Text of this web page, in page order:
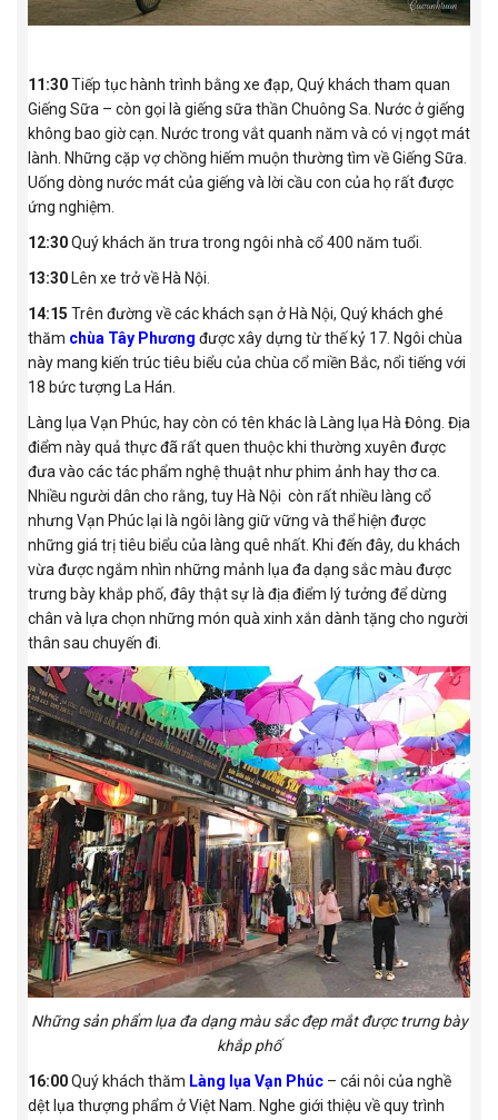
11:30Tiếp tục hành trình bằng xe đạp, Quý khách tham quan
Giếng Sữa – còn gọi là giếng sữa thần Chuông Sa. Nước ở giếng
không bao giờ cạn. Nước trong vắt quanh năm và có vị ngọt mát
lành. Những cặp vợ chồng hiếm muộn thường tìm về Giếng Sữa.
Uống dòng nước mát của giếng và lời cầu con của họ rất được
ứng nghiệm.
12:30Quý khách ăn trưa trong ngôi nhà cổ 400 năm tuổi.
13:30 Lên xe trở về Hà Nội.
14:15 Trên đường về các khách sạn ở Hà Nội, Quý khách ghé
thăm chùa Tây Phương được xây dựng từ thế kỷ 17. Ngôi chùa
này mang kiến trúc tiêu biểu của chùa cổ miền Bắc, nổi tiếng với
18 bức tượng La Hán.
Làng lụa Vạn Phúc, hay còn có tên khác là Làng lụa Hà Đông. Địa
điểm này quả thực đã rất quen thuộc khi thường xuyên được
đưa vào các tác phẩm nghệ thuật như phim ảnh hay thơ ca.
Nhiều người dân cho rằng, tuy Hà Nội còn rất nhiều làng cổ
nhưng Vạn Phúc lại là ngôi làng giữ vững và thể hiện được
những giá trị tiêu biểu của làng quê nhất. Khi đến đây, du khách
vừa được ngắm nhìn những mảnh lụa đa dạng sắc màu được
trưng bày khắp phố, đây thật sự là địa điểm lý tưởng để dừng
chân và lựa chọn những món quà xinh xắn dành tặng cho người
thân sau chuyến đi.
Những sản phẩm lụa đa dạng màu sắc đẹp mắt được trưng bày
khắp phố
16:00Quý khách thăm Làng lụa Vạn Phúc – cái nôi của nghề
dệt lụa thượng phẩm ở Việt Nam. Nghe giới thiệu về quy trình